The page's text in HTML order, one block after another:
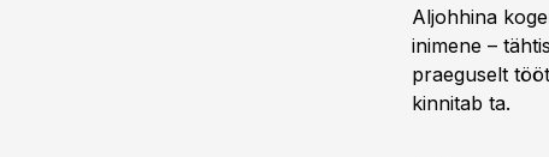
Aljohhina
inimene –
praeguselt
kinnitab ta.